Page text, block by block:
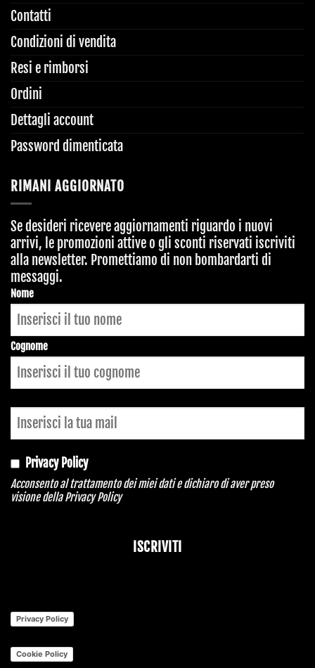
Contatti
Condizioni di vendita
Resi e rimborsi
Ordini
Dettagli account
Password dimenticata
RIMANI AGGIORNATO
Se desideri ricevere aggiornamenti riguardo i nuovi
arrivi, le promozioni attive o gli sconti riservati iscriviti
alla newsletter. Promettiamo di non bombardarti di
messaggi.
Contact
Email *
Nome
Cognome
Privacy Policy
Acconsento al trattamento dei miei dati e dichiaro di aver preso
visione dellaPrivacy Policy
ISCRIVITI
Privacy Policy
Cookie Policy